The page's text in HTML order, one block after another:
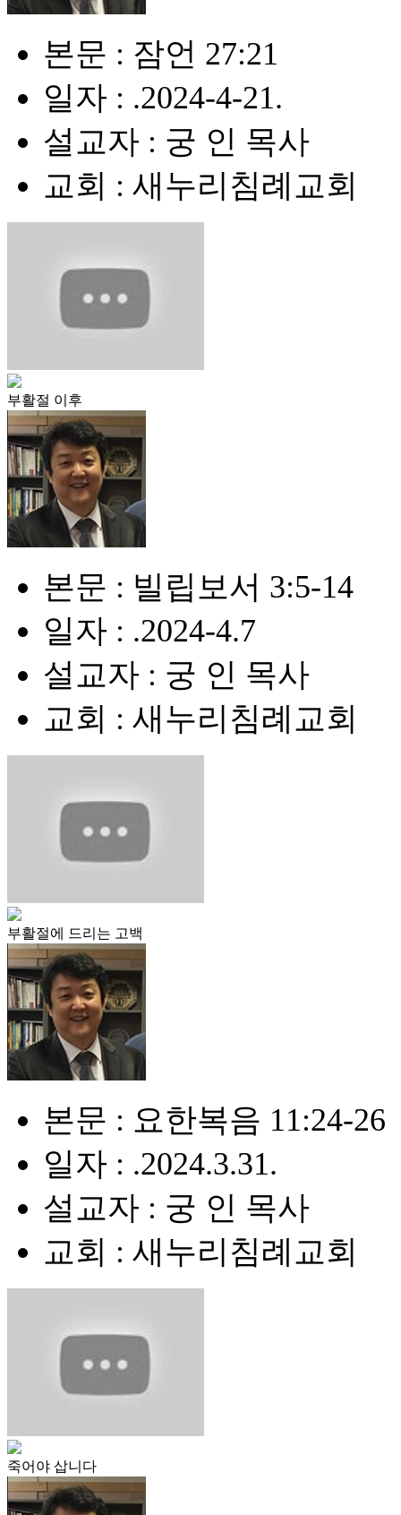
본문 : 잠언 27:21
일자 : .2024-4-21.
설교자 : 궁 인 목사
교회 : 새누리침례교회
부활절 이후
본문 : 빌립보서 3:5-14
일자 : .2024-4.7
설교자 : 궁 인 목사
교회 : 새누리침례교회
부활절에 드리는 고백
본문 : 요한복음 11:24-26
일자 : .2024.3.31.
설교자 : 궁 인 목사
교회 : 새누리침례교회
죽어야 삽니다